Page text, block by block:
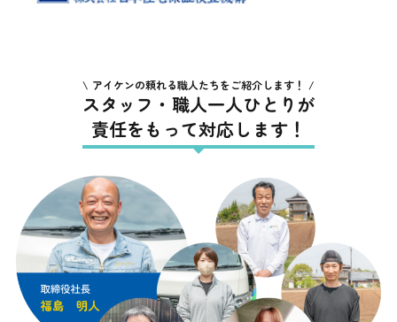
アイケンの頼れる職人たちをご紹介します！
スタッフ・職人一人ひとりが
責任をもって対応します！